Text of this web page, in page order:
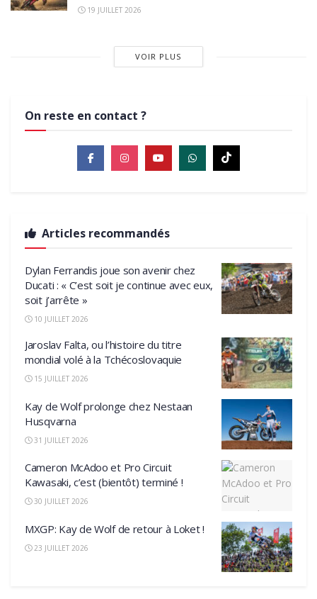
19 JUILLET 2026
VOIR PLUS
On reste en contact ?
Articles recommandés
Dylan Ferrandis joue son avenir chez
Ducati : « C’est soit je continue avec eux,
soit j’arrête »
10 JUILLET 2026
Jaroslav Falta, ou l’histoire du titre
mondial volé à la Tchécoslovaquie
15 JUILLET 2026
Kay de Wolf prolonge chez Nestaan
Husqvarna
31 JUILLET 2026
Cameron McAdoo et Pro Circuit
Kawasaki, c’est (bientôt) terminé !
30 JUILLET 2026
MXGP: Kay de Wolf de retour à Loket !
23 JUILLET 2026